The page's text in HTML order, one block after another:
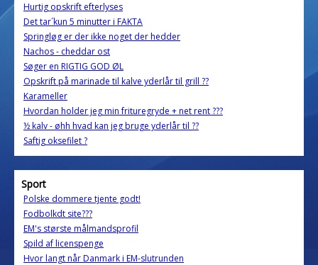
Hurtig opskrift efterlyses
Det tar´kun 5 minutter i FAKTA
Springløg er der ikke noget der hedder
Nachos - cheddar ost
Søger en RIGTIG GOD ØL
Opskrift på marinade til kalve yderlår til grill ??
Karameller
Hvordan holder jeg min frituregryde + net rent ???
½ kalv - øhh hvad kan jeg bruge yderlår til ??
Saftig oksefilet ?
Sport
Polske dommere tjente godt!
Fodbolkdt site???
EM's største målmandsprofil
Spild af licenspenge
Hvor langt når Danmark i EM-slutrunden